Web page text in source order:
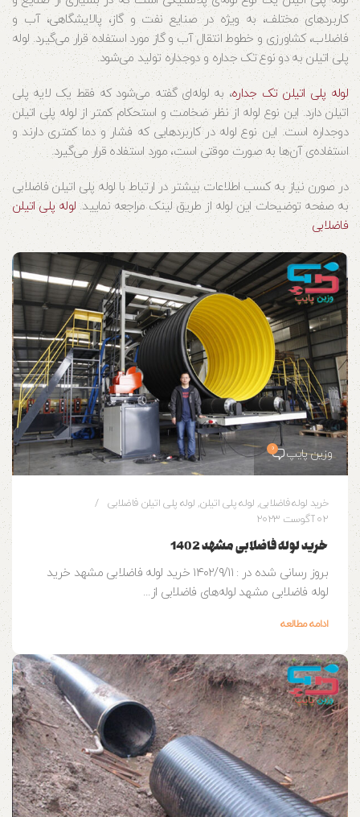
کاربردهای مختلف، به ویژه در صنایع نفت و گاز، پالایشگاهی، آب و
فاضلاب، کشاورزی و خطوط انتقال آب و گاز مورد استفاده قرار می‌گیرد. لوله
پلی اتیلن به دو نوع تک جداره و دوجداره تولید می‌شود.
لوله پلی اتیلن تک جداره، به لوله‌ای گفته می‌شود که فقط یک لایه پلی
اتیلن دارد. این نوع لوله از نظر ضخامت و استحکام کمتر از لوله پلی اتیلن
دوجداره است. این نوع لوله در کاربردهایی که فشار و دما کمتری دارند و
استفاده‌ی آن‌ها به صورت موقتی است، مورد استفاده قرار می‌گیرد.
در صورن نیاز به کسب اطلاعات بیشتر در ارتباط با لوله پلی اتیلن فاضلابی
به صفحه توضیحات این لوله از طریق لینک مراجعه نمایید.لوله پلی اتیلن
فاضلابی
وزین پایپ 0
خرید لوله فاضلابی, لوله پلی اتیلن, لوله پلی اتیلن فاضلابی
02 آگوست 2023
خرید لوله فاضلابی مشهد 1402
بروز رسانی شده در : ۱۴۰۲/۹/۱۱ خرید لوله فاضلابی مشهد خرید
لوله فاضلابی مشهد لوله‌های فاضلابی از...
ادامه مطالعه